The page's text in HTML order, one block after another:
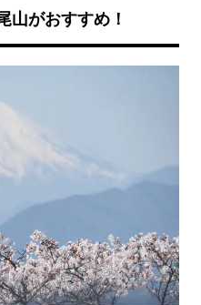
山がおすすめ！